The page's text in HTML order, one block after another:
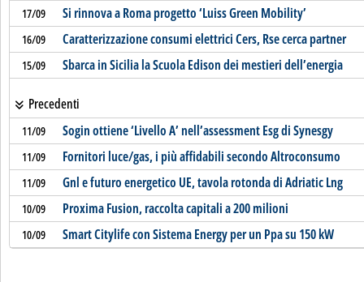
17/09 Si rinnova a Roma progetto ‘Luiss Green Mobility’
16/09 Caratterizzazione consumi elettrici Cers, Rse cerca partner
15/09 Sbarca in Sicilia la Scuola Edison dei mestieri dell’energia
Precedenti
11/09 Sogin ottiene ‘Livello A’ nell’assessment Esg di Synesgy
11/09 Fornitori luce/gas, i più affidabili secondo Altroconsumo
11/09 Gnl e futuro energetico UE, tavola rotonda di Adriatic Lng
10/09 Proxima Fusion, raccolta capitali a 200 milioni
10/09 Smart Citylife con Sistema Energy per un Ppa su 150 kW